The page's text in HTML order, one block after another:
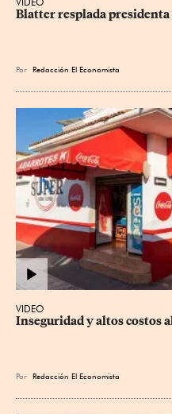
Blatter resplada presidenta
Por Redacción El Economista
VIDEO
Inseguridad y altos costos
Por Redacción El Economista